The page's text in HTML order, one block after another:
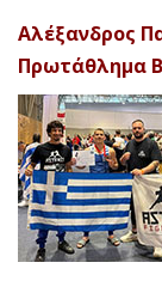
Αλέξανδρος
Πρωτάθλημα